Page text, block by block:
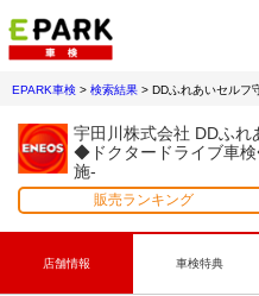
EPARK車検 > 検索結果 > DDふれあいセルフ
宇田川株式会社 DDふれ
◆ドクタードライブ車
施-
販売ランキング
店舗情報 車検特典